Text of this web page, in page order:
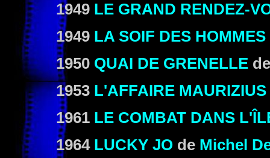
1949 LE GRAND RENDEZ-
1949 LA SOIF DES HOMMES
1950 QUAI DE GRENELLE
1953 L'AFFAIRE MAURIZIUS
1961 LE COMBAT DANS
1964 LUCKY JO de Michel